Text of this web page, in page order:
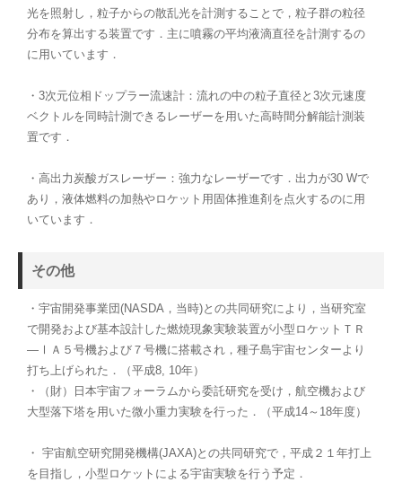
光を照射し，粒子からの散乱光を計測することで，粒子群の粒径
分布を算出する装置です．主に噴霧の平均液滴直径を計測するの
に用いています．
・3次元位相ドップラー流速計：流れの中の粒子直径と3次元速度
ベクトルを同時計測できるレーザーを用いた高時間分解能計測装
置です．
・高出力炭酸ガスレーザー：強力なレーザーです．出力が30 Wで
あり，液体燃料の加熱やロケット用固体推進剤を点火するのに用
いています．
その他
・宇宙開発事業団(NASDA，当時)との共同研究により，当研究室
で開発および基本設計した燃焼現象実験装置が小型ロケットＴＲ
―ⅠＡ５号機および７号機に搭載され，種子島宇宙センターより
打ち上げられた．（平成8, 10年）
・（財）日本宇宙フォーラムから委託研究を受け，航空機および
大型落下塔を用いた微小重力実験を行った．（平成14～18年度）
・ 宇宙航空研究開発機構(JAXA)との共同研究で，平成２１年打上
を目指し，小型ロケットによる宇宙実験を行う予定．